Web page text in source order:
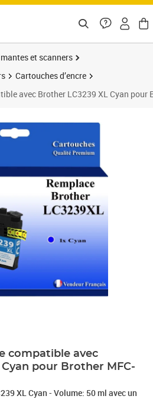
et scanners
Cartouches d’encre
avec Brother LC3239 XL Cyan pour
compatible avec
Cyan pour Brother MFC-
XL Cyan - Volume: 50 ml avec un